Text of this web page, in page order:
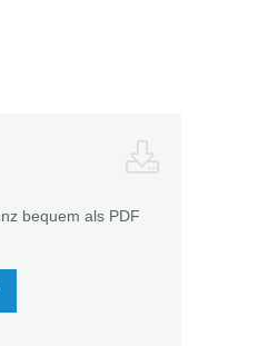
bequem als PDF